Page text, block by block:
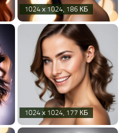
1024 х 1024, 186 КБ
1024 х 1024, 177 КБ